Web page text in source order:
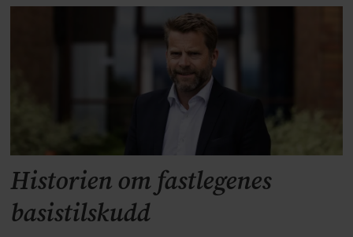
Historien om fastlegenes
basistilskudd